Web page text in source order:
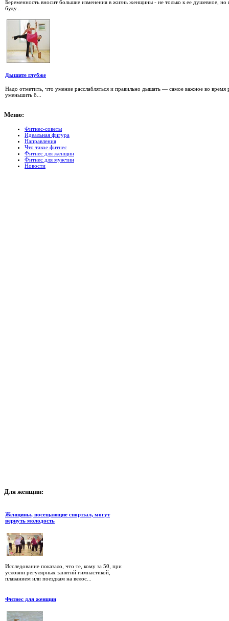
Беременность вносит большие изменения в жизнь женщины - не только к ее душевное,
буду...
Дышите глубже
Надо отметить, что умение расслаб­ляться и правильно дышать — самое важное во
уменьшить б...
Меню:
Фитнес-советы
Идеальная фигура
Направления
Что такое фитнес
Фитнес для женщин
Фитнес для мужчин
Новости
Для женщин:
Женщины, посещающие спортзал, могут
вернуть молодость
Исследование показало, что те, кому за 50, при
условии регулярных занятий гимнастикой,
плаванием или поездкам на велос...
Фитнес для женщин